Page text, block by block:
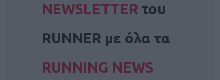
NEWSLETTER του
RUNNER με όλα τα
RUNNING NEWS